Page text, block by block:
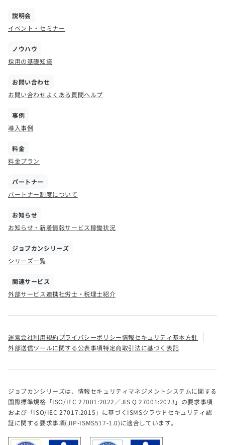
説明会
イベント・セミナー
ノウハウ
採用の基礎知識
お問い合わせ
お問い合わせよくある質問ヘルプ
事例
導入事例
料金
料金プラン
パートナー
パートナー制度について
お知らせ
お知らせ・新着情報サービス稼働状況
ジョブカンシリーズ
シリーズ一覧
関連サービス
外部サービス連携社労士・税理士紹介
運営会社利用規約プライバシーポリシー情報セキュリティ基本方針
外部送信ツールに関する公表事項特定商取引法に基づく表記
ジョブカンシリーズは、情報セキュリティマネジメントシステムに関する
国際標準規格「ISO/IEC 27001:2022／JIS Q 27001:2023」の要求事項
および「ISO/IEC 27017:2015」に基づくISMSクラウドセキュリティ認
証に関する要求事項(JIP-ISMS517-1.0)に適合しています。